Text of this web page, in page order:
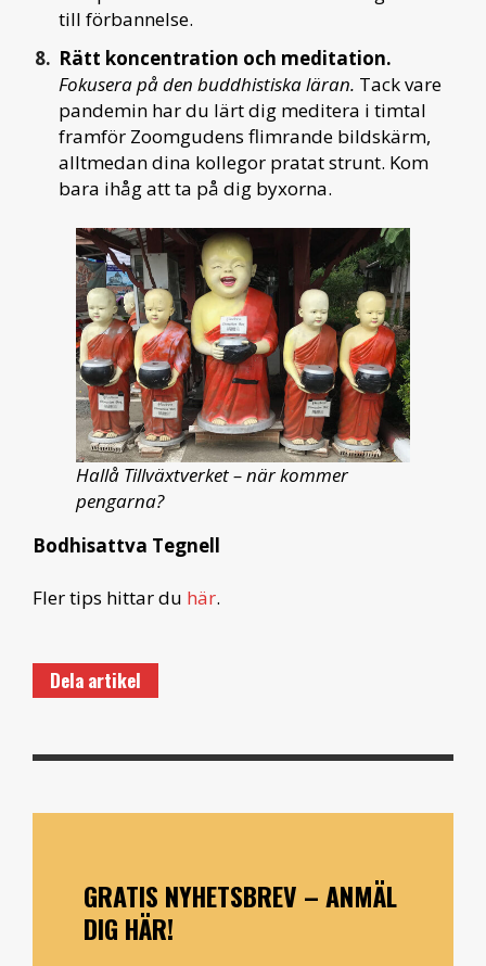
till förbannelse.
Rätt koncentration och meditation.
Fokusera på den buddhistiska läran. Tack vare
pandemin har du lärt dig meditera i timtal
framför Zoomgudens flimrande bildskärm,
alltmedan dina kollegor pratat strunt. Kom
bara ihåg att ta på dig byxorna.
Hallå Tillväxtverket – när kommer
pengarna?
Bodhisattva Tegnell
Fler tips hittar du här.
Dela artikel
GRATIS NYHETSBREV – ANMÄL
DIG HÄR!